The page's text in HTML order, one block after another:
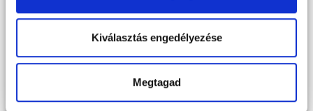
Kiválasztás engedélyezése
Megtagad